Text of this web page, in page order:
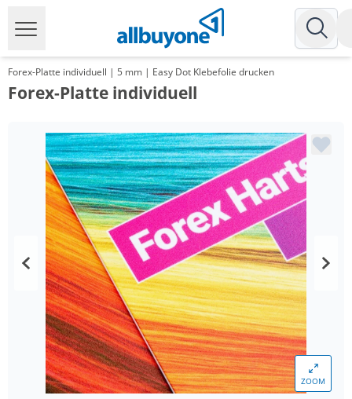
Forex-Platte individuell | 5 mm | Easy Dot Klebefolie drucken
Forex-Platte individuell
ZOOM